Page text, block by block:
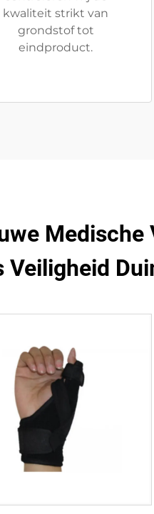
kwaliteit strikt van
grondstof tot
eindproduct.